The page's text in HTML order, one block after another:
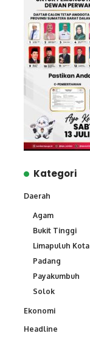
Kategori
Daerah
Agam
Bukit Tinggi
Limapuluh Kota
Padang
Payakumbuh
Solok
Ekonomi
Headline